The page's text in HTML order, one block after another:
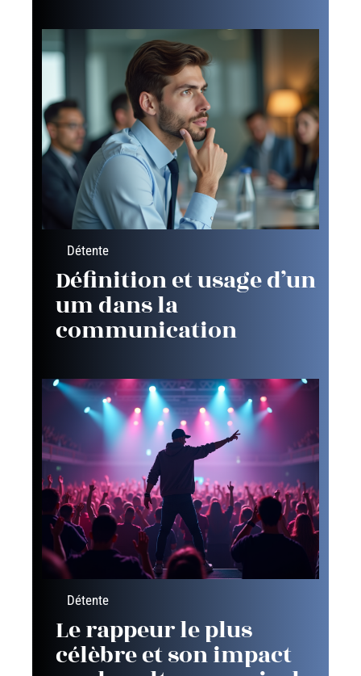
Détente
Définition et usage d’un
um dans la
communication
Détente
Le rappeur le plus
célèbre et son impact